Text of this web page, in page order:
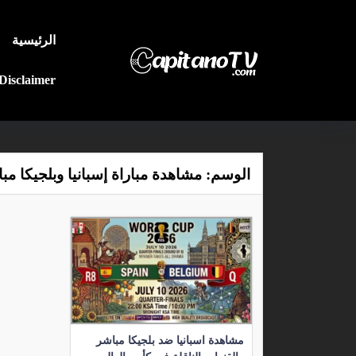
الرئيسية
الوسم: مشاهدة مباراة إسبانيا وبلجيكا
مشاهدة اسبانيا ضد بلجيكا مباشر